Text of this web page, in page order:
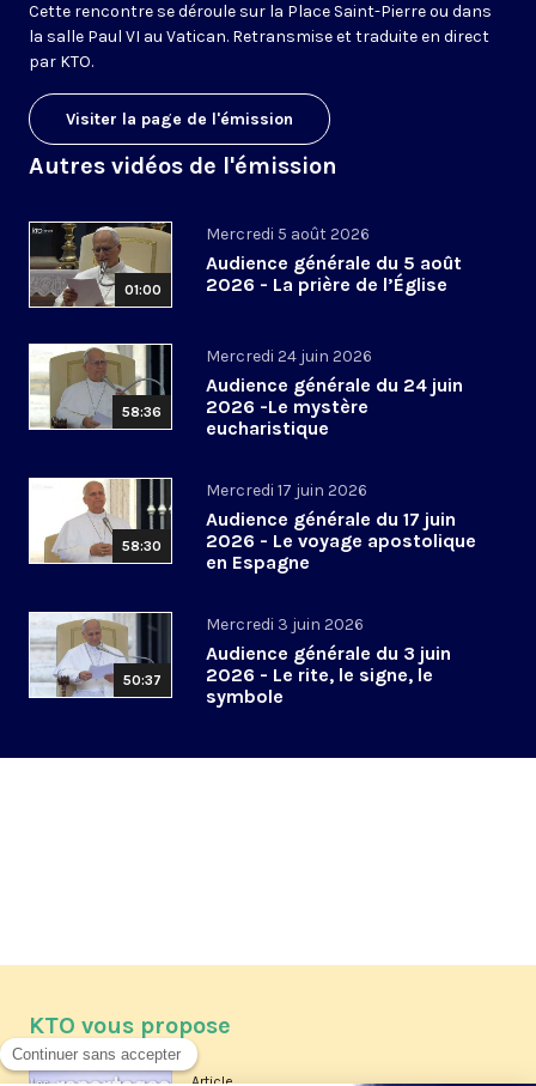
Cette rencontre se déroule sur la Place Saint-Pierre ou dans
la salle Paul VI au Vatican. Retransmise et traduite en direct
par KTO.
Visiter la page de l'émission
Autres vidéos de l'émission
01:00
Mercredi 5 août 2026
Audience générale du 5 août
2026 - La prière de l’Église
58:36
Mercredi 24 juin 2026
Audience générale du 24 juin
2026 -Le mystère
eucharistique
58:30
Mercredi 17 juin 2026
Audience générale du 17 juin
2026 - Le voyage apostolique
en Espagne
50:37
Mercredi 3 juin 2026
Audience générale du 3 juin
2026 - Le rite, le signe, le
symbole
KTO vous propose
Article